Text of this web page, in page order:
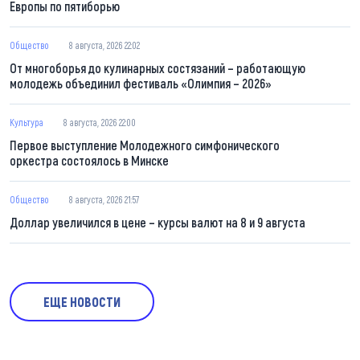
Европы по пятиборью
Общество 8 августа, 2026 22:02
От многоборья до кулинарных состязаний – работающую
молодежь объединил фестиваль «Олимпия – 2026»
Культура 8 августа, 2026 22:00
Первое выступление Молодежного симфонического
оркестра состоялось в Минске
Общество 8 августа, 2026 21:57
Доллар увеличился в цене – курсы валют на 8 и 9 августа
ЕЩЕ НОВОСТИ